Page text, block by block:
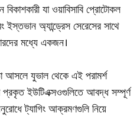
যা ওয়াবিসাবি প্রোটোকল
অ্যান্ড্রেস সেরেসের সাথে
মধ্যে একজন।
আসলে যুভাল থেকে এই পরামর্শ
প্রকৃত ইউটিএক্সওগুলিতে আবদ্ধ সম্পূর্ণ
ট্যাগিং আক্রমণগুলি নিয়ে